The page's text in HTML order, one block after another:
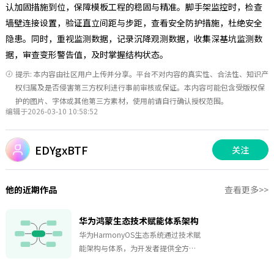
认加固措施到位，保障模板工程的稳固与精准。脚手架监控时，检查
墙壁连接设置，验证直立间距与步距，查看安全防护措施，杜绝安全
隐患。同时，重视监测数据，记录沉降观测数据，收集深基坑监测数
据，审查变形警告值，及时掌握结构状态。
提示: 本内容由社区用户上传并分享。平台不对内容的真实性、合法性、知识产
权归属及是否侵害第三方权利进行事前审核或保证。本内容可能包含受版权保
护的图片、字体或其他第三方素材，使用前请自行确认授权范围。
编辑于2026-03-10 10:58:52
EDYgxBTF 关注
他的近期作品 查看更多>>
华为鸿蒙生态技术赋能体系架构
华为HarmonyOS生态系统通过技术赋
能架构与体系，为开发者提供全方位